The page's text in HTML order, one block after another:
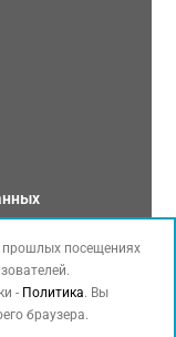
прошлых посещениях
- Политика. Вы
браузера.